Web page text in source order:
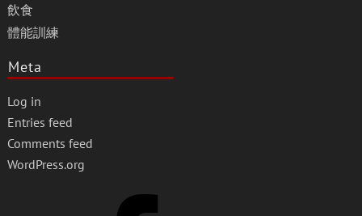
飲食
體能訓練
Meta
Log in
Entries feed
Comments feed
WordPress.org